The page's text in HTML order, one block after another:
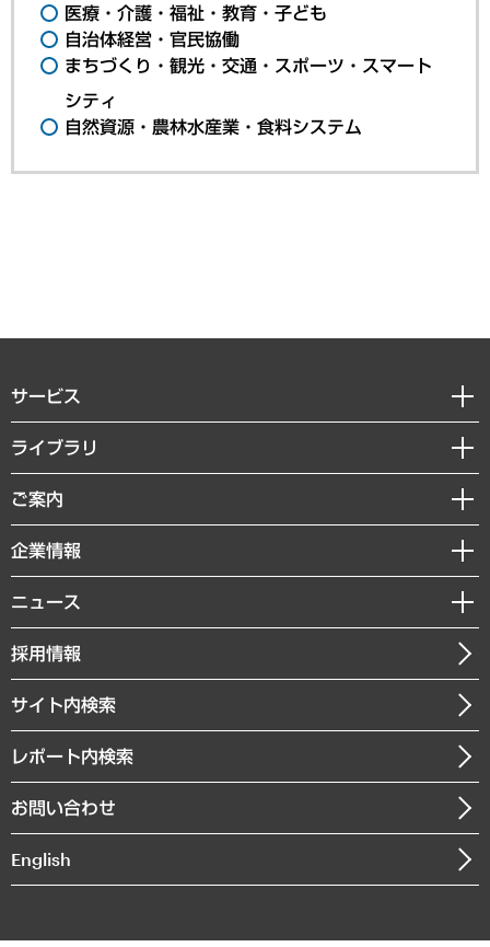
医療・介護・福祉・教育・子ども
自治体経営・官民協働
まちづくり・観光・交通・スポーツ・スマート
シティ
自然資源・農林水産業・食料システム
サービス
経営戦略
組織・人事戦略
デジタルイノベーション
共生・ダイバーシティ
GRC（ガバナンス・リスク・コンプライアンス）・防災（政策）
経済・産業・雇用・労働
まちづくり・観光・交通・スポーツ・スマートシティ
自然資源・農林水産業・食料システム
ライブラリ
経済調査
レポート
コラム
経営用語集
受託・受注実績（官公庁関連）
メディア掲載・出演
ご案内
セミナー・イベント情報
MUFGビジネスセミナー
受託案件情報
企業情報
私たちの想い
社長メッセージ
会社概要
沿革
組織図・本部部室紹介
インドネシア現地法人
個人情報保護方針
ニュース
ニュースリリース
お知らせ
採用情報
サイト内検索
レポート内検索
お問い合わせ
English